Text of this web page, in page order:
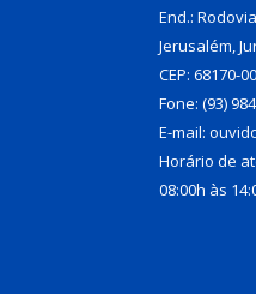
End.:
Jerusalém,
CEP: 68170-
Fone: (93)
E-mail:
Horário de
08:00h às